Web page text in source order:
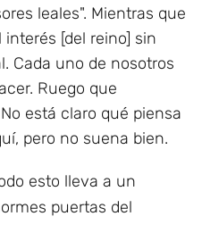
leales". Mientras que
[del reino] sin
Cada uno de nosotros
Ruego que
está claro qué piensa
pero no suena bien.
esto lleva a un
puertas del